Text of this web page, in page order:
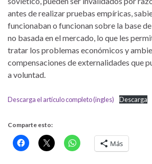
antes de realizar pruebas empíricas,
funcionaban o funcionan sobre la base
no basada en el mercado, lo que les
tratar los problemas económicos y
compensaciones de externalidades que
a voluntad.
Descarga el artículo completo (ingles) Descarga
Comparte esto:
Más